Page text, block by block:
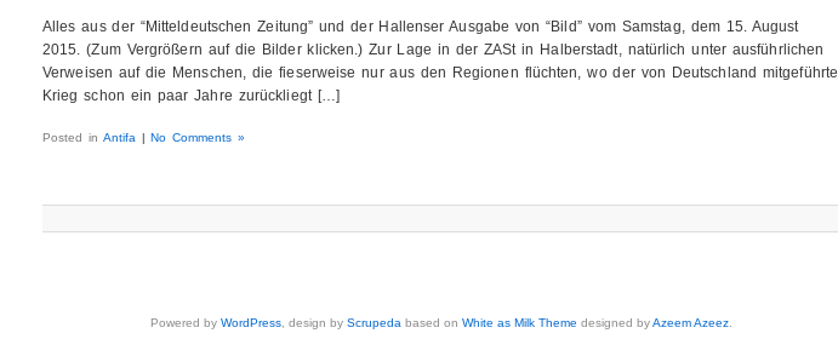
Alles aus der “Mitteldeutschen Zeitung” und der Hallenser Ausgabe von “Bild” vom Samstag, dem 15. August
2015. (Zum Vergrößern auf die Bilder klicken.) Zur Lage in der ZASt in Halberstadt, natürlich unter ausführlichen
Verweisen auf die Menschen, die fieserweise nur aus den Regionen flüchten, wo der von Deutschland mitgeführte
Krieg schon ein paar Jahre zurückliegt […]
Posted in Antifa | No Comments »
Powered byWordPress , design byScrupeda based onWhite as Milk Theme designed byAzeem Azeez